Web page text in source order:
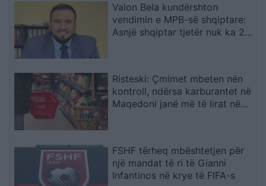
Valon Bela kundërshton
vendimin e MPB-së shqiptare:
Asnjë shqiptar tjetër nuk ka 22
Risteski: Çmimet mbeten nën
kontroll, ndërsa karburantet në
Maqedoni janë më të lirat në
FSHF tërheq mbështetjen për
një mandat të ri të Gianni
Infantinos në krye të FIFA-s